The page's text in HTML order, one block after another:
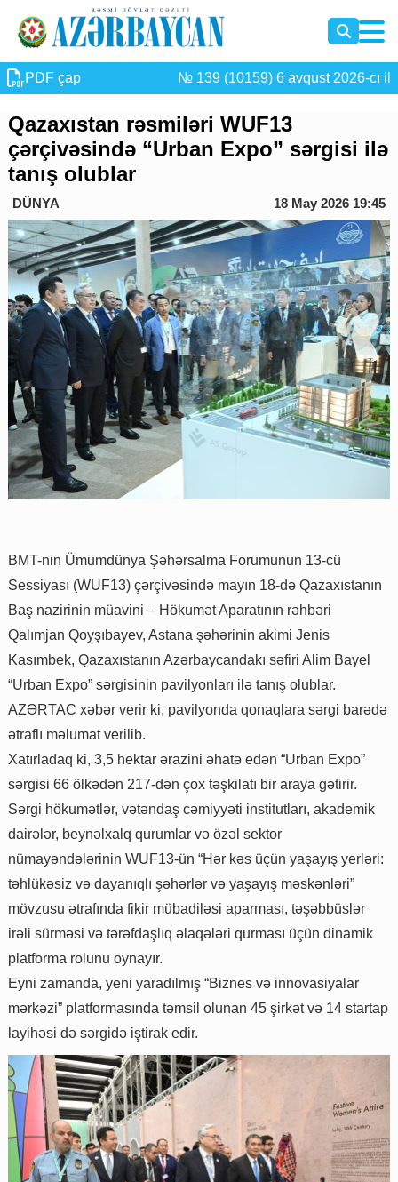
PDF çap № 139 (10159) 6 avqust 2026-cı il
Qazaxıstan rəsmiləri WUF13
çərçivəsində “Urban Expo” sərgisi ilə
tanış olublar
DÜNYA 18 May 2026 19:45
BMT-nin Ümumdünya Şəhərsalma Forumunun 13-cü
Sessiyası (WUF13) çərçivəsində mayın 18-də Qazaxıstanın
Baş nazirinin müavini – Hökumət Aparatının rəhbəri
Qalımjan Qoyşıbayev, Astana şəhərinin akimi Jenis
Kasımbek, Qazaxıstanın Azərbaycandakı səfiri Alim Bayel
“Urban Expo” sərgisinin pavilyonları ilə tanış olublar.
AZƏRTAC xəbər verir ki, pavilyonda qonaqlara sərgi barədə
ətraflı məlumat verilib.
Xatırladaq ki, 3,5 hektar ərazini əhatə edən “Urban Expo”
sərgisi 66 ölkədən 217-dən çox təşkilatı bir araya gətirir.
Sərgi hökumətlər, vətəndaş cəmiyyəti institutları, akademik
dairələr, beynəlxalq qurumlar və özəl sektor
nümayəndələrinin WUF13-ün “Hər kəs üçün yaşayış yerləri:
təhlükəsiz və dayanıqlı şəhərlər və yaşayış məskənləri”
mövzusu ətrafında fikir mübadiləsi aparması, təşəbbüslər
irəli sürməsi və tərəfdaşlıq əlaqələri qurması üçün dinamik
platforma rolunu oynayır.
Eyni zamanda, yeni yaradılmış “Biznes və innovasiyalar
mərkəzi” platformasında təmsil olunan 45 şirkət və 14 startap
layihəsi də sərgidə iştirak edir.